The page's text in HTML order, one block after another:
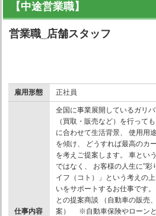
【中途営業職】
営業職_店舗スタッフ
雇用形態 正社員
仕事内容
全国に事業展開しているガリ
（買取・販売など）を行って
に合わせて生活背景、 使用用
を傾け、 どうすれば最高のカ
を考えご提案します。 車とい
ではなく、 お客様の人生に”彩
イフ（コト）」という考えの
いをサポートするお仕事です
との提案商談 （自動車の販売
案） ※自動車保険やローン